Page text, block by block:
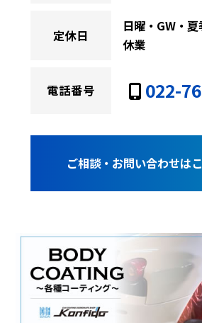
定休日
日曜・GW・
休業
電話番号 022-
ご相談・お問い合わせは